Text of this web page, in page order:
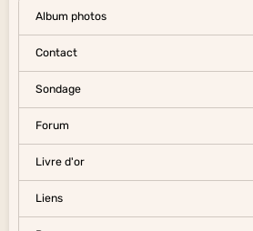
Album photos
Contact
Sondage
Forum
Livre d'or
Liens